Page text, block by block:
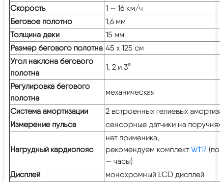
Скорость
1 — 16 км/ч
Беговое полотно
1,6 мм
Толщина деки
15 мм
Размер бегового полотна 45 х 125 см
Угол наклона бегового
полотна
1, 2 и 3°
Регулировка бегового
полотна
механическая
Система амортизации
2 встроенных гелиевых
Измерение пульса
сенсорные датчики на
Нагрудный кардиопояс
нет применика,
рекомендуем комплектW117
— часы)
Дисплей
монохромный LCD дисплей